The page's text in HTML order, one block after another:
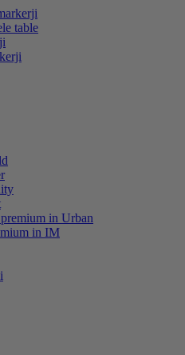
table
in Urban
in IM